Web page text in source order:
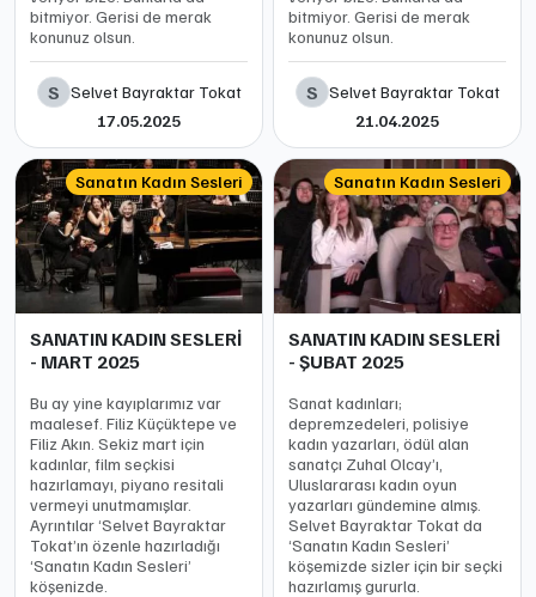
bitmiyor. Gerisi de merak
konunuz olsun.
S Selvet Bayraktar Tokat
17.05.2025
bitmiyor. Gerisi de merak
konunuz olsun.
S Selvet Bayraktar Tokat
21.04.2025
Sanatın Kadın Sesleri
SANATIN KADIN SESLERİ
- MART 2025
Bu ay yine kayıplarımız var
maalesef. Filiz Küçüktepe ve
Filiz Akın. Sekiz mart için
kadınlar, film seçkisi
hazırlamayı, piyano resitali
vermeyi unutmamışlar.
Ayrıntılar ‘Selvet Bayraktar
Tokat’ın özenle hazırladığı
‘Sanatın Kadın Sesleri’
köşenizde.
Sanatın Kadın Sesleri
SANATIN KADIN SESLERİ
- ŞUBAT 2025
Sanat kadınları;
depremzedeleri, polisiye
kadın yazarları, ödül alan
sanatçı Zuhal Olcay’ı,
Uluslararası kadın oyun
yazarları gündemine almış.
Selvet Bayraktar Tokat da
‘Sanatın Kadın Sesleri’
köşemizde sizler için bir seçki
hazırlamış gururla.